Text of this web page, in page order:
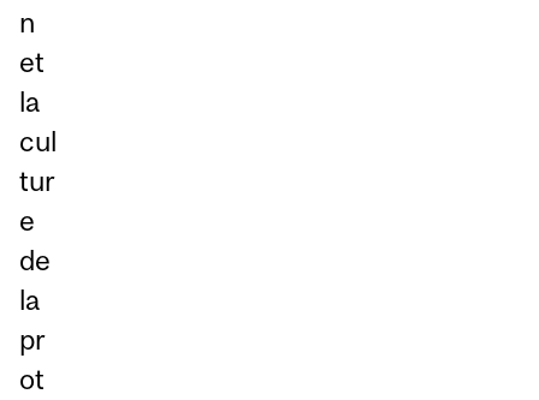
n
et
la
cul
tur
e
de
la
pr
ot